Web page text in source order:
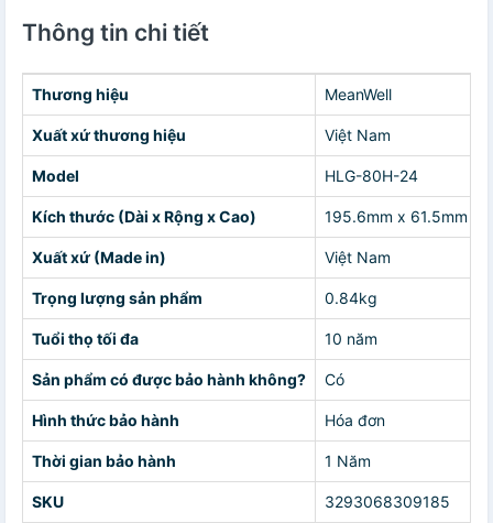
Thông tin chi tiết
Thương hiệu MeanWell
Xuất xứ thương hiệu Việt Nam
Model HLG-80H-24
Kích thước (Dài x Rộng x Cao) 195.6mm x 61.5mm x
Xuất xứ (Made in) Việt Nam
Trọng lượng sản phẩm 0.84kg
Tuổi thọ tối đa 10 năm
Sản phẩm có được bảo hành không? Có
Hình thức bảo hành Hóa đơn
Thời gian bảo hành 1 Năm
SKU 3293068309185